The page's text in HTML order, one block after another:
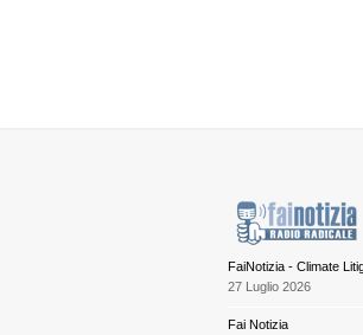
FaiNotizia - Climate
27 Luglio 2026
Fai Notizia